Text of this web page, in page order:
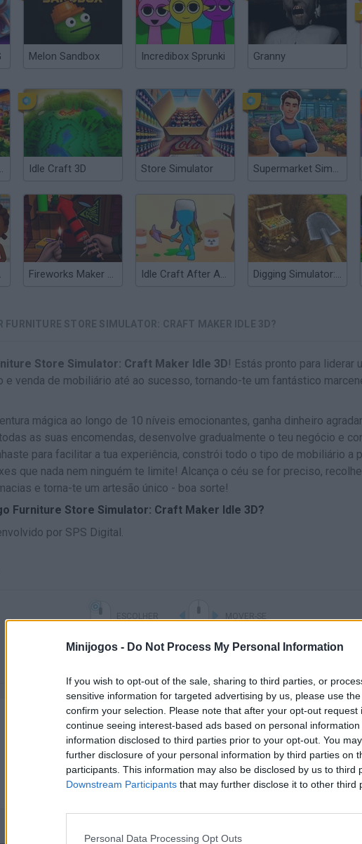
Minijogos - Do Not Process My Personal Information
If you wish to opt-out of the sale, sharing to third parties, or
sensitive information for targeted advertising by us, please use
confirm your selection. Please note that after your opt-out request
continue seeing interest-based ads based on personal
information disclosed to third parties prior to your opt-out. You
further disclosure of your personal information by third parties on
participants. This information may also be disclosed by us to third
Downstream Participants that may further disclose it to other third
Personal Data Processing Opt Outs
Melon Sandbox Incredibox Sprunki Granny
Tycoon Idle Craft 3D Store Simulator Supermarket Simulator: Dream Store
Fireworks Maker Simulator Bang Idle Craft After Apocalyptic Digging Simulator: Hole Craft
FURNITURE STORE SIMULATOR: CRAFT MAKER IDLE 3D?
Store Simulator: Craft Maker Idle 3D! Estás pronto para liderar
e venda de mobiliário até ao sucesso, tornando-te um fantástico
mágica ao longo de 10 níveis emocionantes, ganha dinheiro
as suas encomendas, desenvolve gradualmente o teu negócio e
para facilitar a tua experiência, constrói todo o tipo de mobiliário a
que nada nem ninguém te limite! Alcança o céu se for preciso,
e torna-te um artesão único - boa sorte!
Furniture Store Simulator: Craft Maker Idle 3D?
por SPS Digital.
Ainda não há joguinhos